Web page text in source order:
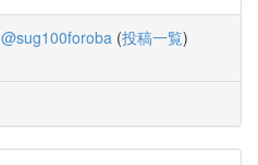
@sug100foroba (投稿一覧)